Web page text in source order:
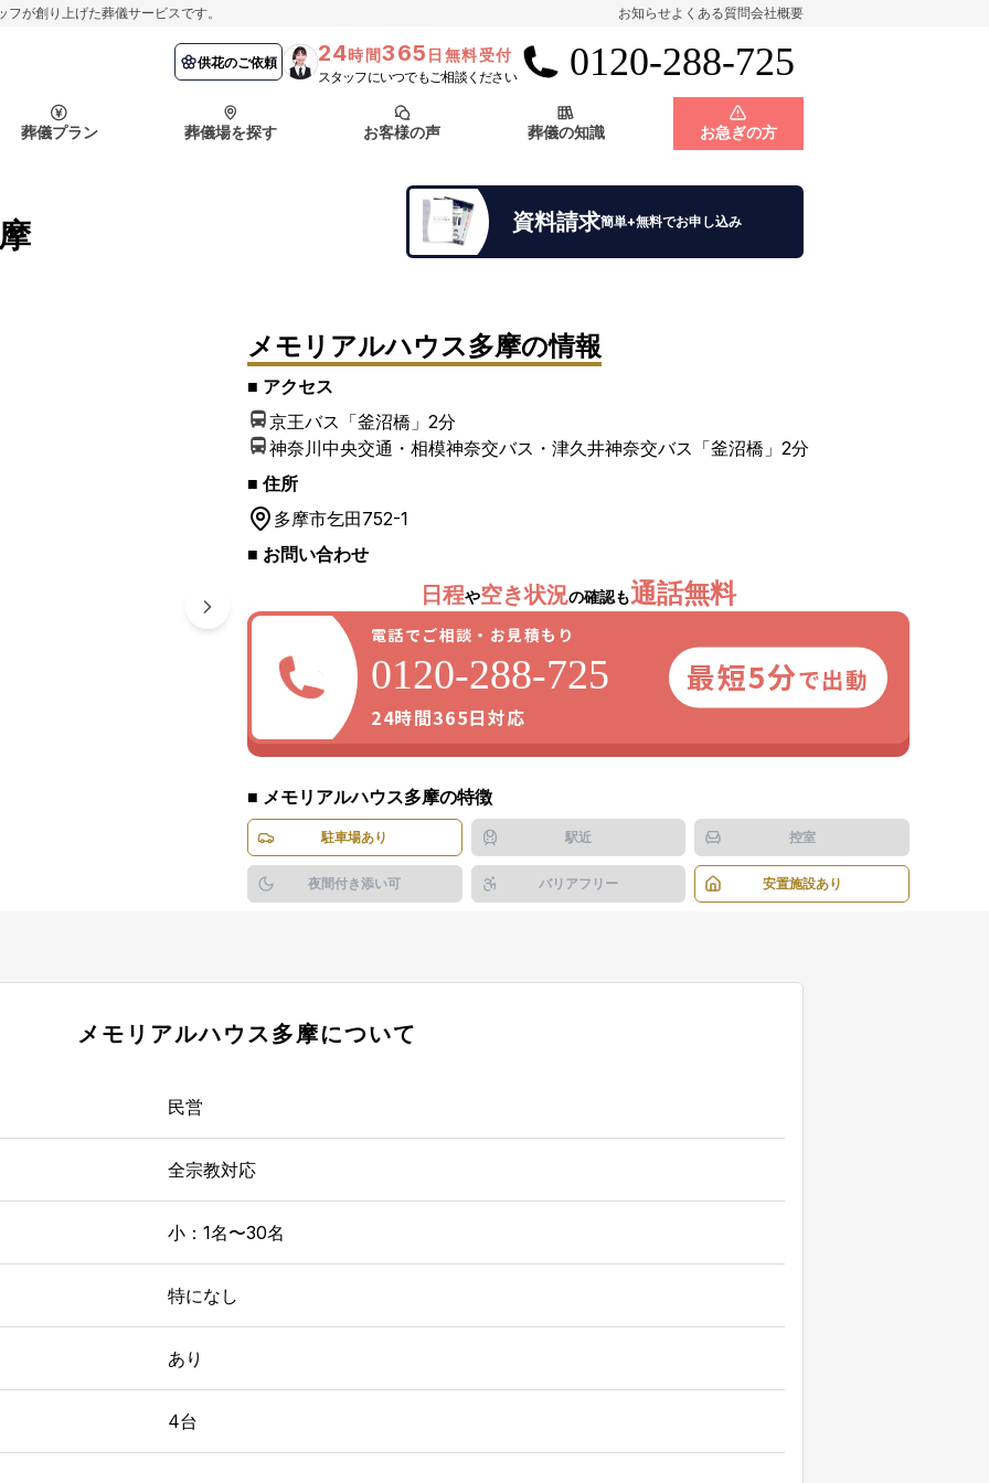
が創り上げた葬儀サービスです。 お知らせよくある質問会社概要
供花のご依頼 24時間365 日無料受付
スタッフにいつでもご相談ください 0120-288-725
葬儀の流れ
会社概要
葬儀プラン 葬儀場を探す お客様の声
よくある質問
葬儀の知識 お急ぎの方
納棺の儀とは？ 葬儀の流れ 会員制度
会社概要
埼玉県 千葉県 神奈川県
お客様の声 よくある質問
供花のご依頼
資料請求簡単+無料でお申し込み
メモリアルハウス多摩の情報
■ アクセス
京王バス「釜沼橋」 2分
神奈川中央交通・相模神奈交バス・津久井神奈交バス「釜沼橋」 2分
■ 住所
多摩市乞田752-1
■ お問い合わせ
日程や空き状況の確認も通話無料
電話でご相談・お見積もり
0120-288-725
24時間365日対応
最短5分で出動
■ メモリアルハウス多摩の特徴
駐車場あり 駅近 控室
夜間付き添い可 バリアフリー 安置施設あり
メモリアルハウス多摩について
民営
全宗教対応
小：1名〜30名
特になし
あり
4台